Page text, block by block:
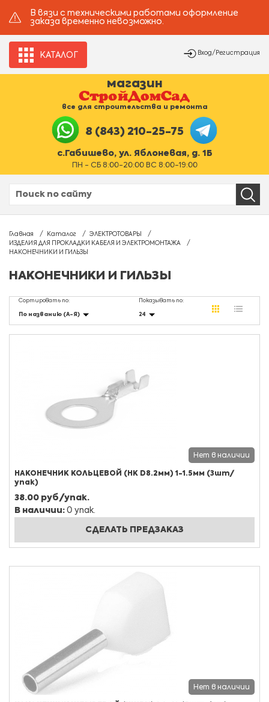
В вязи с техническими работами оформление
заказа временно невозможно.
КАТАЛОГ Вход/Регистрация
магазин
все для строительства и ремонта
8 (843) 210-25-75
с.Габишево, ул. Яблоневая, д. 1Б
ПН - СБ 8:00-20:00 ВС 8:00-19:00
Главная Каталог
ЭЛЕКТРОТОВАРЫ
ИЗДЕЛИЯ ДЛЯ ПРОКЛАДКИ КАБЕЛЯ И ЭЛЕКТРОМОНТАЖА
НАКОНЕЧНИКИ И ГИЛЬЗЫ
НАКОНЕЧНИКИ И ГИЛЬЗЫ
Сортировать по:
По названию (А-Я)
Показывать по:
24
Нет в наличии
НАКОНЕЧНИК КОЛЬЦЕВОЙ (НК D8.2мм) 1-1.5мм (3шт/
упак)
38.00 руб/упак.
В наличии: 0 упак.
СДЕЛАТЬ ПРЕДЗАКАЗ
Нет в наличии